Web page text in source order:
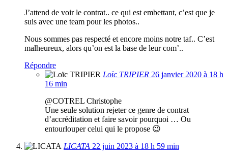
J’attend de voir le contrat.. ce qui est embettant, c’est que je
suis avec une team pour les photos..
Nous sommes pas respecté et encore moins notre taf.. C’est
malheureux, alors qu’on est la base de leur com’..
Répondre
Loïc TRIPIER 26 janvier 2020 à 18 h
16 min
@COTREL Christophe
Une seule solution rejeter ce genre de contrat
d’accréditation et faire savoir pourquoi … Ou
entourlouper celui qui le propose 😉
LICATA 22 juin 2023 à 18 h 59 min